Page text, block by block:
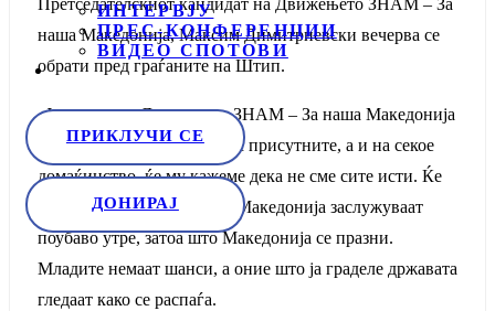
ИНТЕРВЈУ
ПРЕС-КОНФЕРЕНЦИИ
ВИДЕО СПОТОВИ
ПРИКЛУЧИ СЕ
ДОНИРАЈ
Претседателскиот кандидат на Движењето ЗНАМ – За
наша Македонија, Максим Димитриевски вечерва се
обрати пред граѓаните на Штип.
„Јас и ние од Движењето ЗНАМ – За наша Македонија
се одваживме и тука на вас присутните, а и на секое
домаќинство, ќе му кажеме дека не сме сите исти. Ќе
кажеме дека граѓаните на Македонија заслужуваат
поубаво утре, затоа што Македонија се празни.
Младите немаат шанси, а оние што ја граделе државата
гледаат како се распаѓа.